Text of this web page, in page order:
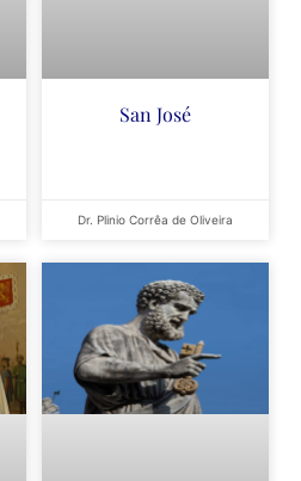
San José
Dr. Plinio Corrêa de Oliveira